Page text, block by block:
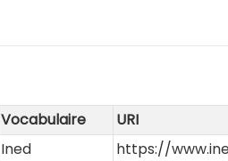
Vocabulaire
URI
Ined
https://